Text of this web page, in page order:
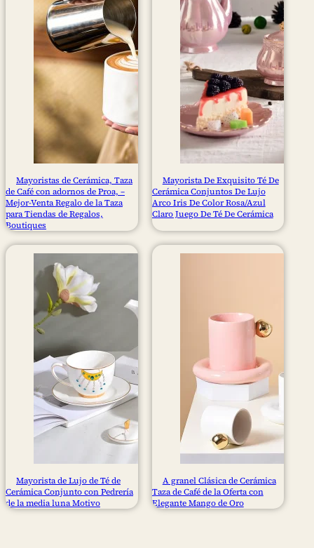
Mayoristas de Cerámica, Taza
de Café con adornos de Proa, –
Mejor-Venta Regalo de la Taza
para Tiendas de Regalos,
Boutiques
Mayorista De Exquisito Té De
Cerámica Conjuntos De Lujo
Arco Iris De Color Rosa/Azul
Claro Juego De Té De Cerámica
Mayorista de Lujo de Té de
Cerámica Conjunto con Pedrería
de la media luna Motivo
A granel Clásica de Cerámica
Taza de Café de la Oferta con
Elegante Mango de Oro